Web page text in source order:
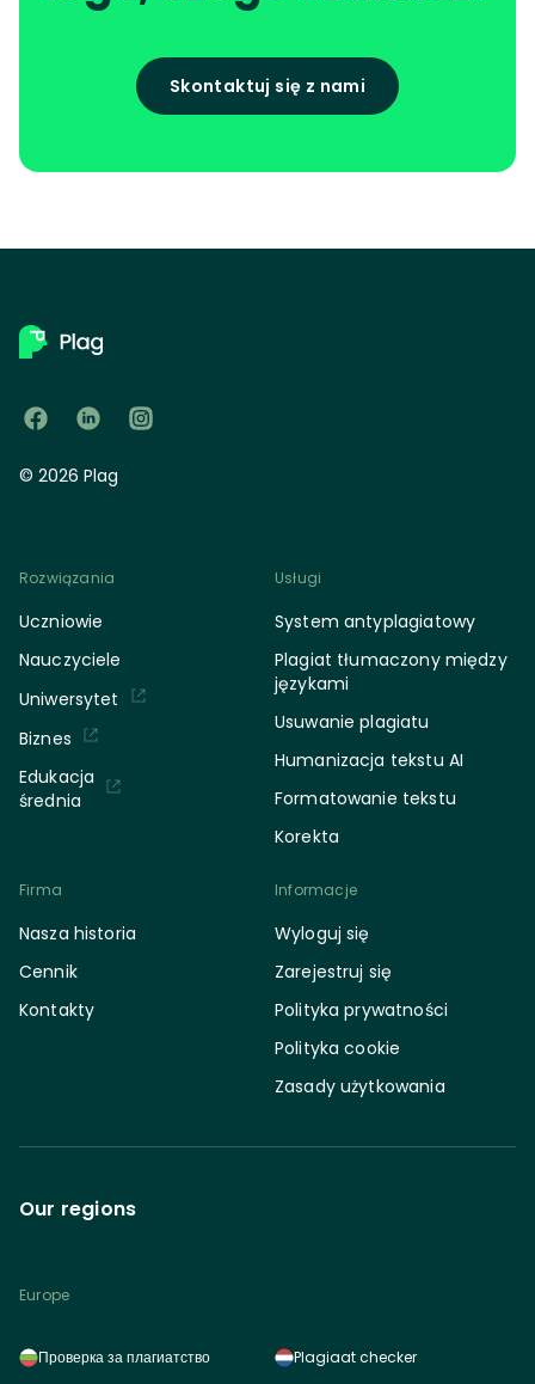
Skontaktuj się z nami
© 2026 Plag
Rozwiązania
Uczniowie
Nauczyciele
Uniwersytet
Biznes
Edukacja
średnia
Usługi
System antyplagiatowy
Plagiat tłumaczony między
językami
Usuwanie plagiatu
Humanizacja tekstu AI
Formatowanie tekstu
Korekta
Firma
Nasza historia
Cennik
Kontakty
Informacje
Wyloguj się
Zarejestruj się
Polityka prywatności
Polityka cookie
Zasady użytkowania
Our regions
Europe
Проверка за плагиатство Plagiaat checker